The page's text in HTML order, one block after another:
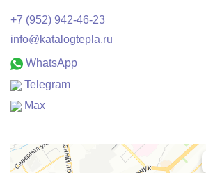
+7 (952) 942-46-23
info@katalogtepla.ru
WhatsApp
Telegram
Max